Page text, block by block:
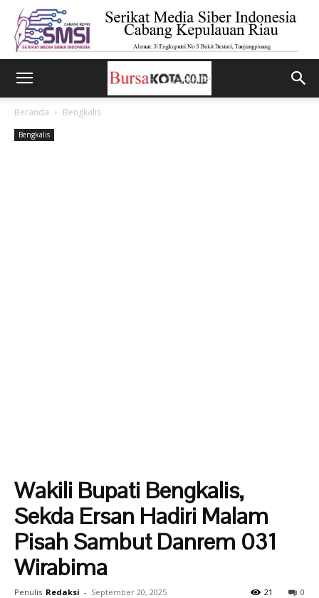
Beranda Bengkalis
Bengkalis
Wakili Bupati Bengkalis,
Sekda Ersan Hadiri Malam
Pisah Sambut Danrem 031
Wirabima
Penulis Redaksi - September 20, 2025 0
21